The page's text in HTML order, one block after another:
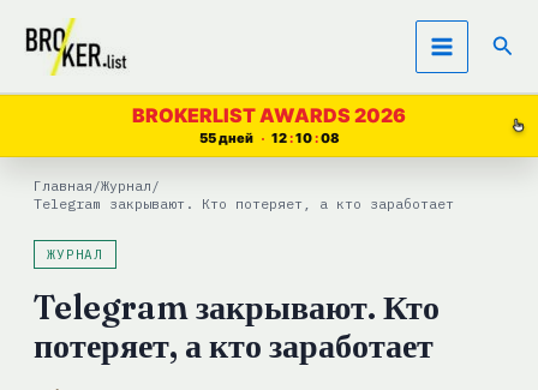
Перейти
содержимому
BROKERLIST AWARDS 2026
55 дней 12 10 07
Главная /Журнал /
Telegram закрывают. Кто потеряет, а кто заработает
ЖУРНАЛ
Telegram закрывают. Кто
потеряет, а кто заработает